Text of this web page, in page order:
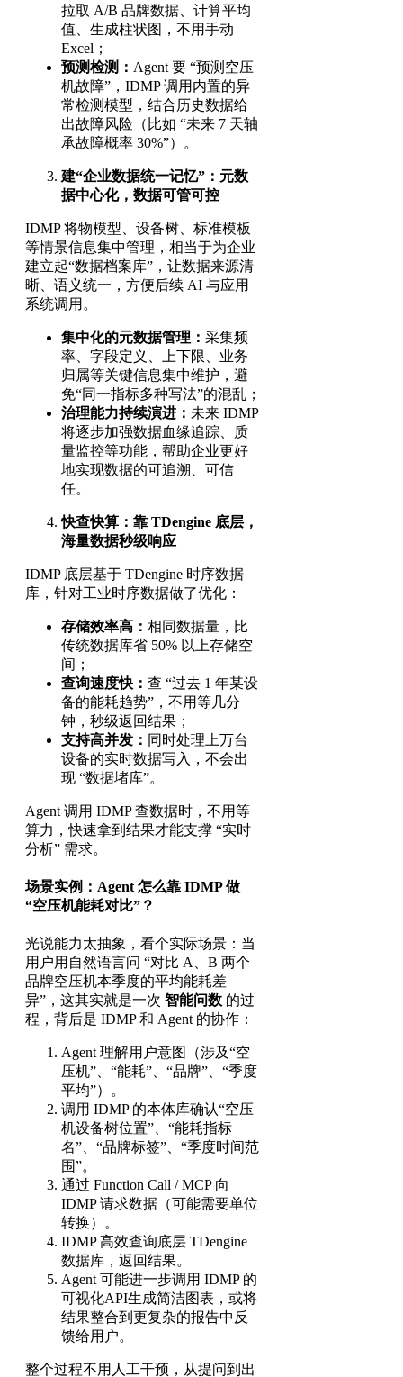
拉取 A/B 品牌数据、计算平均
值、生成柱状图，不用手动
Excel；
预测检测： Agent 要 “预测空压
机故障”，IDMP 调用内置的异
常检测模型，结合历史数据给
出故障风险（比如 “未来 7 天轴
承故障概率 30%”）。
建“企业数据统一记忆”：元数
据中心化，数据可管可控
IDMP 将物模型、设备树、标准模板
等情景信息集中管理，相当于为企业
建立起“数据档案库”，让数据来源清
晰、语义统一，方便后续 AI 与应用
系统调用。
集中化的元数据管理： 采集频
率、字段定义、上下限、业务
归属等关键信息集中维护，避
免“同一指标多种写法”的混乱；
治理能力持续演进： 未来 IDMP
将逐步加强数据血缘追踪、质
量监控等功能，帮助企业更好
地实现数据的可追溯、可信
任。
快查快算：靠 TDengine 底层，
海量数据秒级响应
IDMP 底层基于 TDengine 时序数据
库，针对工业时序数据做了优化：
存储效率高： 相同数据量，比
传统数据库省 50% 以上存储空
间；
查询速度快： 查 “过去 1 年某设
备的能耗趋势”，不用等几分
钟，秒级返回结果；
支持高并发： 同时处理上万台
设备的实时数据写入，不会出
现 “数据堵库”。
Agent 调用 IDMP 查数据时，不用等
算力，快速拿到结果才能支撑 “实时
分析” 需求。
场景实例：Agent 怎么靠 IDMP 做
“空压机能耗对比”？
光说能力太抽象，看个实际场景：当
用户用自然语言问 “对比 A、B 两个
品牌空压机本季度的平均能耗差
异”，这其实就是一次 智能问数 的过
程，背后是 IDMP 和 Agent 的协作：
Agent 理解用户意图（涉及“空
压机”、“能耗”、“品牌”、“季度
平均”）。
调用 IDMP 的本体库确认“空压
机设备树位置”、“能耗指标
名”、“品牌标签”、“季度时间范
围”。
通过 Function Call / MCP 向
IDMP 请求数据（可能需要单位
转换）。
IDMP 高效查询底层 TDengine
数据库，返回结果。
Agent 可能进一步调用 IDMP 的
可视化API生成简洁图表，或将
结果整合到更复杂的报告中反
馈给用户。
整个过程不用人工干预，从提问到出